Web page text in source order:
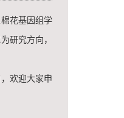
花基因组学
研究方向，
欢迎大家申